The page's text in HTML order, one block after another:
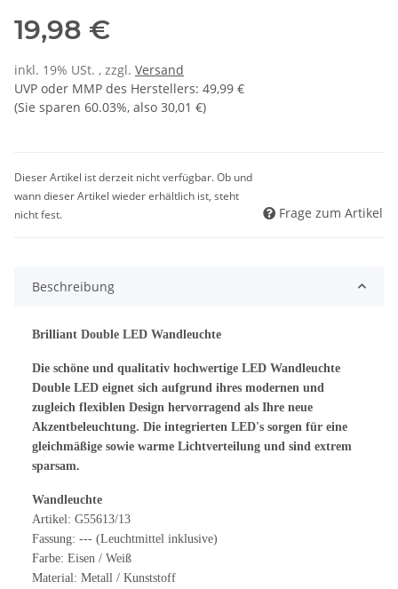
19,98 €
inkl. 19% USt. , zzgl. Versand
UVP oder MMP des Herstellers: 49,99 €
(Sie sparen 60.03%, also 30,01 €)
Dieser Artikel ist derzeit nicht verfügbar. Ob und
wann dieser Artikel wieder erhältlich ist, steht
nicht fest.
Frage zum Artikel
Beschreibung
Brilliant Double LED Wandleuchte
Die schöne und qualitativ hochwertige LED Wandleuchte
Double LED eignet sich aufgrund ihres modernen und
zugleich flexiblen Design hervorragend als Ihre neue
Akzentbeleuchtung. Die integrierten LED's sorgen für eine
gleichmäßige sowie warme Lichtverteilung und sind extrem
sparsam.
Wandleuchte
Artikel: G55613/13
Fassung: --- (Leuchtmittel inklusive)
Farbe: Eisen / Weiß
Material: Metall / Kunststoff